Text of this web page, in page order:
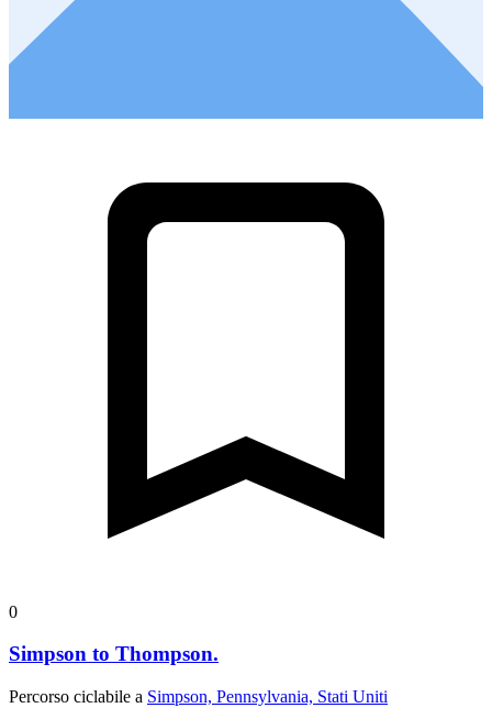
0
Simpson to Thompson.
Percorso ciclabile a Simpson, Pennsylvania, Stati Uniti